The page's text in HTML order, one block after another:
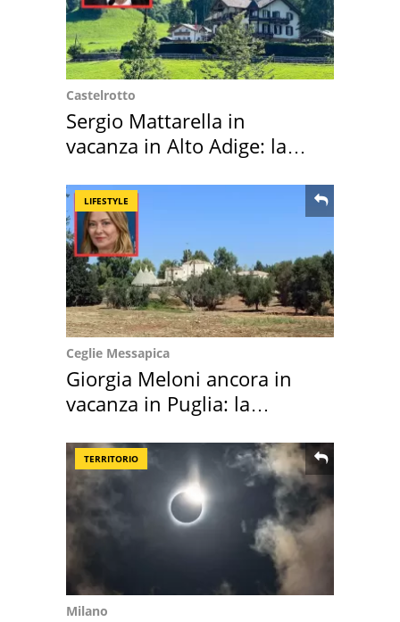
Castelrotto
Sergio Mattarella in
vacanza in Alto Adige: la
LIFESTYLE
Ceglie Messapica
Giorgia Meloni ancora in
vacanza in Puglia: la
TERRITORIO
Milano